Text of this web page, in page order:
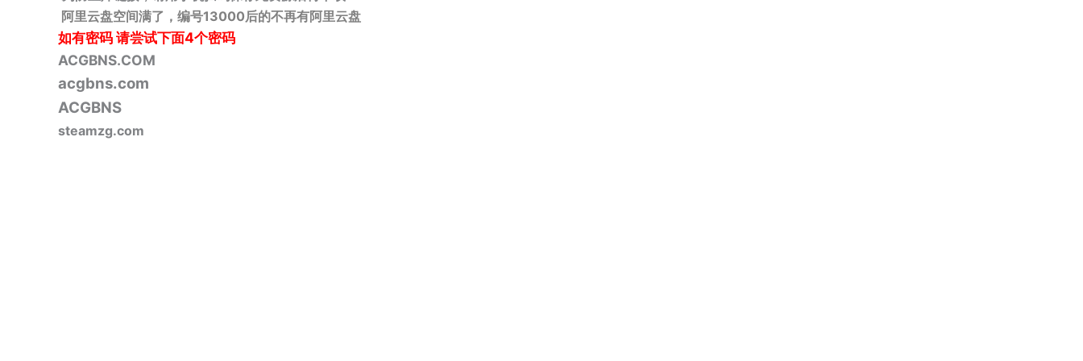
阿里云盘空间满了，编号13000后的不再有阿里云盘
如有密码请尝试下面4个密码
ACGBNS.COM
acgbns.com
ACGBNS
steamzg.com